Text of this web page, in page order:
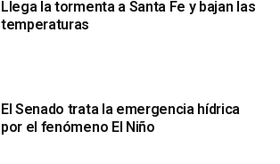
Llega la tormenta a Santa Fe y bajan las
temperaturas
El Senado trata la emergencia hídrica
por el fenómeno El Niño